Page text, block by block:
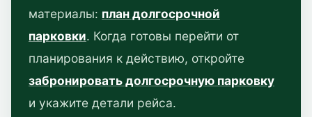
материалы: план долгосрочной
парковки. Когда готовы перейти от
планирования к действию, откройте
забронировать долгосрочную парковку
и укажите детали рейса.